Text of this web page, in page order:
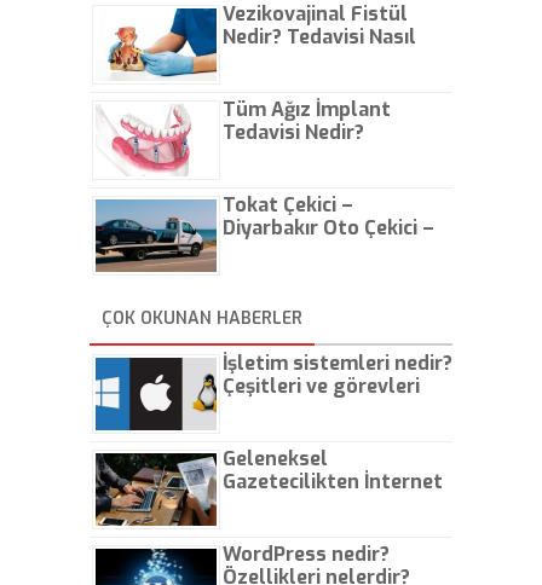
Vezikovajinal Fistül
Nedir? Tedavisi Nasıl
Tüm Ağız İmplant
Tedavisi Nedir?
Tokat Çekici –
Diyarbakır Oto Çekici –
ÇOK OKUNAN HABERLER
İşletim sistemleri nedir?
Çeşitleri ve görevleri
Geleneksel
Gazetecilikten İnternet
WordPress nedir?
Özellikleri nelerdir?